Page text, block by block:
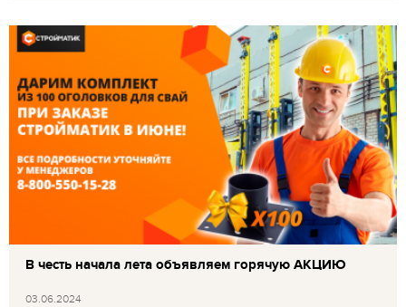
В честь начала лета объявляем горячую АКЦИЮ
03.06.2024